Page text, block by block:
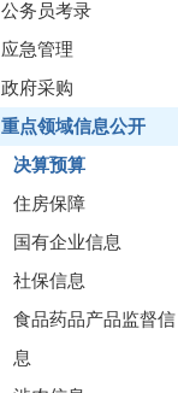
公务员考录
应急管理
政府采购
重点领域信息公开
决算预算
住房保障
国有企业信息
社保信息
食品药品产品监督信
息